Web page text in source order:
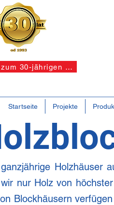
Aktionen zum 30-jährigen Jubiläum!
Startseite Projekte
Holzhäuser
nur Holz von
Blockhäusern